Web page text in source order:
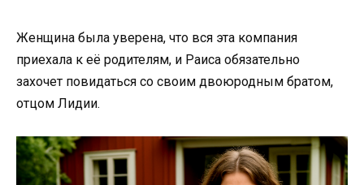
Женщина была уверена, что вся эта компания
приехала к её родителям, и Раиса обязательно
захочет повидаться со своим двоюродным братом,
отцом Лидии.